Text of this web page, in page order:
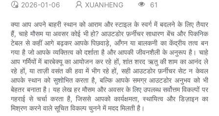
2026-01-06 XUANHENG 61
क्या आप अपने बाहरी स्थान को आराम और स्टाइल के स्वर्ग में बदलने के लिए तैयार
हैं, चाहे मौसम या अवसर कोई भी हो? आउटडोर फ़र्नीचर साधारण बेंच और पिकनिक
टेबल से कहीं आगे बढ़कर आपके पिछवाड़े, आँगन या बालकनी का केंद्रीय तत्व बन
गया है जो आपके व्यक्तित्व को दर्शाता है और आपकी जीवनशैली के अनुरूप है। चाहे
आप गर्मियों में बारबेक्यू का आयोजन कर रहे हों, शांत शरद ऋतु की शाम का आनंद ले
रहे हों, या ताज़ी वसंत की हवा में भीग रहे हों, सही आउटडोर फ़र्नीचर सेट न केवल
आपके स्थान को सुशोभित करता है, बल्कि आपके समग्र आउटडोर अनुभव को भी
बेहतर बनाता है। यह लेख हर मौसम और अवसर के लिए उपलब्ध सर्वोत्तम विकल्पों पर
गहराई से चर्चा करता है, जिससे आपको कार्यक्षमता, स्थायित्व और डिज़ाइन का
मिश्रण करने वाले सूचित विकल्प चुनने में मदद मिलती है।